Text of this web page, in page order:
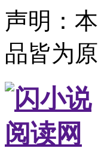
声明：
品皆为